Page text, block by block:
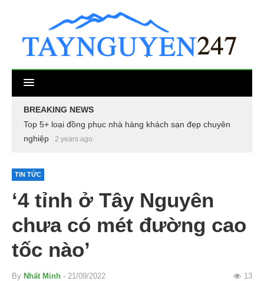
BREAKING NEWS
Top 5+ loại đồng phục nhà hàng khách sạn đẹp chuyên
nghiệp
2 years ago
TIN TỨC
‘4 tỉnh ở Tây Nguyên
chưa có mét đường cao
tốc nào’
By Nhất Minh - 21/09/2022 13